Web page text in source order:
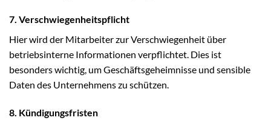
7. Verschwiegenheitspflicht
Hier wird der Mitarbeiter zur Verschwiegenheit über
betriebsinterne Informationen verpflichtet. Dies ist
besonders wichtig, um Geschäftsgeheimnisse und sensible
Daten des Unternehmens zu schützen.
8. Kündigungsfristen